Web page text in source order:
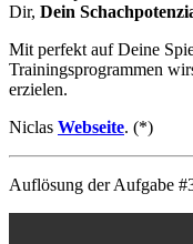
Dir, Dein
Mit perfekt auf Deine
Trainingsprogrammen
erzielen.
Niclas Webseite. (*)
Auflösung der Aufgabe